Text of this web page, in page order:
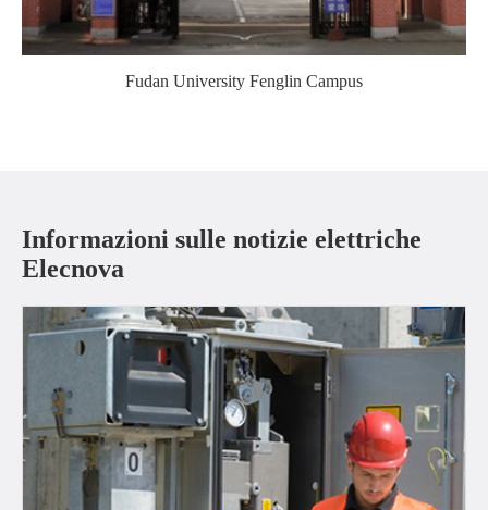
Fudan University Fenglin Campus
Informazioni sulle notizie elettriche
Elecnova